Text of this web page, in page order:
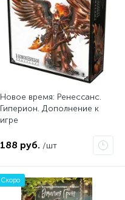
Новое время: Ренессанс.
Гиперион. Дополнение к
игре
188 руб. /шт
Скоро